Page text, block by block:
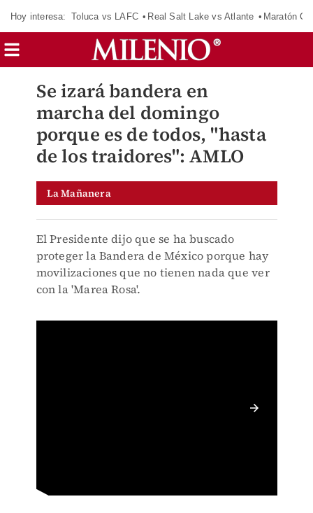
Hoy interesa: Toluca vs LAFC Real Salt Lake vs Atlante Maratón
Se izará bandera en
marcha del domingo
porque es de todos, "hasta
de los traidores": AMLO
La Mañanera
El Presidente dijo que se ha buscado
proteger la Bandera de México porque hay
movilizaciones que no tienen nada que ver
con la 'Marea Rosa'.